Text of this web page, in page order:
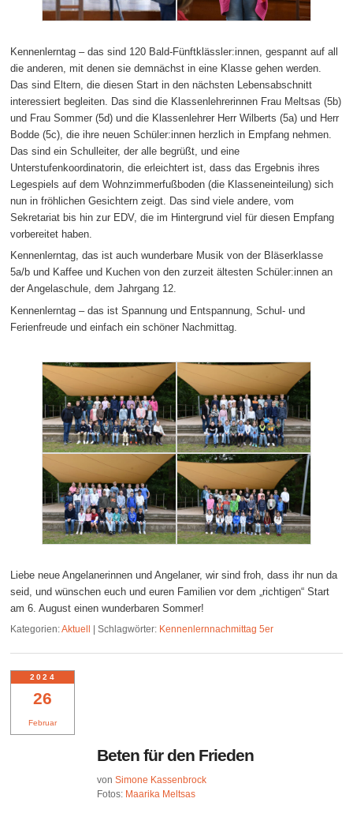
Kennenlerntag – das sind 120 Bald-Fünftklässler:innen, gespannt auf all
die anderen, mit denen sie demnächst in eine Klasse gehen werden.
Das sind Eltern, die diesen Start in den nächsten Lebensabschnitt
interessiert begleiten. Das sind die Klassenlehrerinnen Frau Meltsas (5b)
und Frau Sommer (5d) und die Klassenlehrer Herr Wilberts (5a) und Herr
Bodde (5c), die ihre neuen Schüler:innen herzlich in Empfang nehmen.
Das sind ein Schulleiter, der alle begrüßt, und eine
Unterstufenkoordinatorin, die erleichtert ist, dass das Ergebnis ihres
Legespiels auf dem Wohnzimmerfußboden (die Klasseneinteilung) sich
nun in fröhlichen Gesichtern zeigt. Das sind viele andere, vom
Sekretariat bis hin zur EDV, die im Hintergrund viel für diesen Empfang
vorbereitet haben.
Kennenlerntag, das ist auch wunderbare Musik von der Bläserklasse
5a/b und Kaffee und Kuchen von den zurzeit ältesten Schüler:innen an
der Angelaschule, dem Jahrgang 12.
Kennenlerntag – das ist Spannung und Entspannung, Schul- und
Ferienfreude und einfach ein schöner Nachmittag.
Liebe neue Angelanerinnen und Angelaner, wir sind froh, dass ihr nun da
seid, und wünschen euch und euren Familien vor dem „richtigen“ Start
am 6. August einen wunderbaren Sommer!
Kategorien:Aktuell |Schlagwörter: Kennenlernnachmittag 5er
26
Februar
2024
Beten für den Frieden
vonSimone Kassenbrock
Fotos: Maarika Meltsas